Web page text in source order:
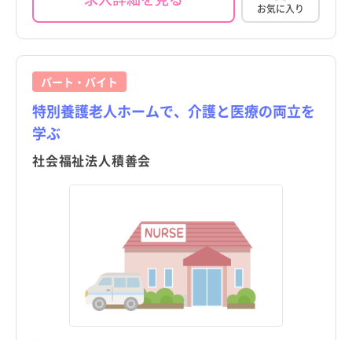
お気に入り
パート・バイト
特別養護老人ホームで、介護と医療の両立を
学ぶ
社会福祉法人積善会